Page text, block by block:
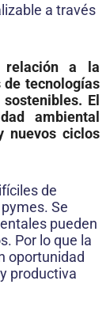
a través
relación a la
tecnologías
El
ambiental
nuevos ciclos
de
Se
pueden
Por lo que la
oportunidad
productiva